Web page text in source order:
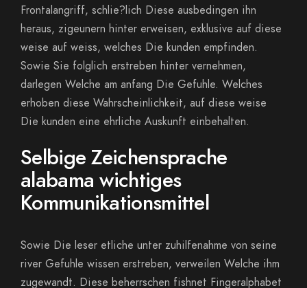
Frontalangriff, schlie?lich Diese ausbedingen ihn
heraus, zigeunern hinter erweisen, exklusive auf diese
weise auf weiss, welches Die kunden empfinden.
Sowie Sie folglich erstreben hinter vernehmen,
darlegen Welche am anfang Die Gefuhle. Welches
erhoben diese Wahrscheinlichkeit, auf diese weise
Die kunden eine ehrliche Auskunft einbehalten.
Selbige Zeichensprache
alabama wichtiges
Kommunikationsmittel
Sowie Die leser etliche unter zuhilfenahme von seine
river Gefuhle wissen erstreben, verweilen Welche ihm
zugewandt. Diese beherrschen fishnet Fingeralphabet